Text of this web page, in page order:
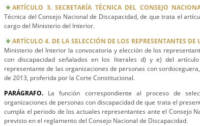
ARTÍCULO 3. SECRETARÍA TÉCNICA DEL CONSEJO
Técnica del Consejo Nacional de Discapacidad, de que trata el
cargo del Ministerio del Interior.
ARTÍCULO 4. DE LA SELECCIÓN DE LOS REPRESENTANTES DE
Ministerio del Interior la convocatoria y elección de los
con discapacidad señalados en los literales d) y e) del artículo
representante de las organizaciones de personas con
de 2013, proferida por la Corte Constitucional.
PARÁGRAFO. La función correspondiente al proceso de
organizaciones de personas con discapacidad de que trata el
cumpla el periodo de los actuales representantes ante el Consejo
previsto en el reglamento del Consejo Nacional de Discapacidad.